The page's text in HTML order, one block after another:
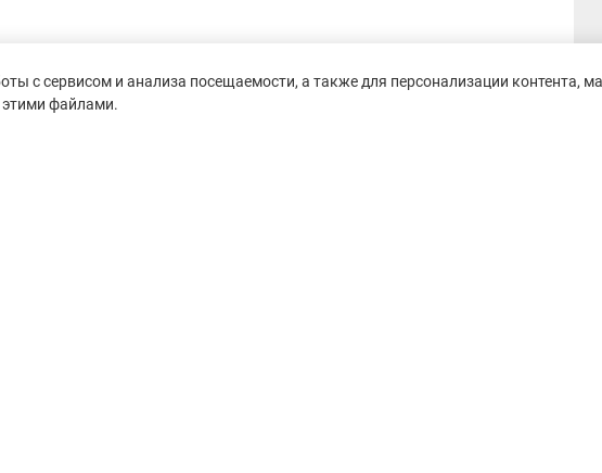
с сервисом и анализа посещаемости, а также для персонализации контента,
этими файлами.